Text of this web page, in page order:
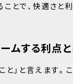
とで、快適さと
ムする利点
と」と言えます